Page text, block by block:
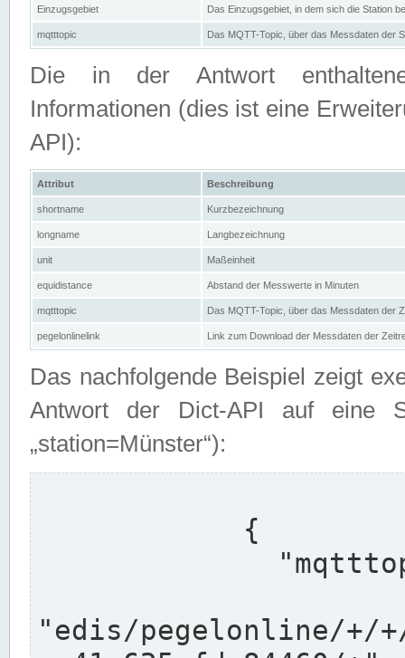
Einzugsgebiet Das Einzugsgebiet, in dem sich die Station
mqtttopic Das MQTT-Topic, über das Messdaten der
Die in der Antwort
Informationen (dies ist eine
API):
Attribut Beschreibung
shortname Kurzbezeichnung
longname Langbezeichnung
unit Maßeinheit
equidistance Abstand der Messwerte in Minuten
mqtttopic Das MQTT-Topic, über das Messdaten der
pegelonlinelink Link zum Download der Messdaten der
Das nachfolgende Beispiel zeigt
Antwort der Dict-API auf eine
„station=Münster“):
"edis/pegelonline/+/